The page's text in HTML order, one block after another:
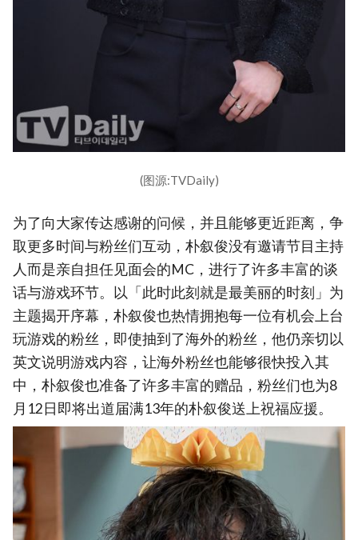
(图源:TVDaily)
为了向大家传达感谢的问候，并且能够更近距离，争
取更多时间与粉丝们互动，朴叙俊没有邀请节目主持
人而是亲自担任见面会的MC，进行了许多丰富的谈
话与游戏环节。以「此时此刻就是最美丽的时刻」为
主题揭开序幕，朴叙俊也热情拥抱每一位有机会上台
玩游戏的粉丝，即使抽到了海外的粉丝，他仍亲切以
英文说明游戏内容，让海外粉丝也能够很快投入其
中，朴叙俊也准备了许多丰富的赠品，粉丝们也为8
月12日即将出道届满13年的朴叙俊送上祝福应援。